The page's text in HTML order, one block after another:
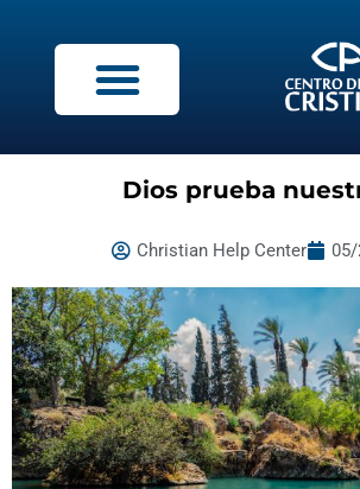
Dios prueba
Christian Help Center